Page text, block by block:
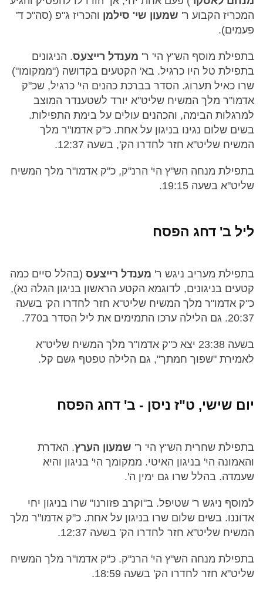
המכריז הקבוע ר' שמעון שי' סילמן והכריז ג"פ (סה"כ ד'
פעמים).
בתפילת מוסף הש"ץ הי' ר' מענדל רייצעס. הניגונים
בתפילת טל היו כרגיל. בא' הקטעים בקדושה ("ממקומו")
שרו כאיל תערוג. הסדר בברכת כהנים הי' כרגיל, שכ"ק
אדמו"ר מלך המשיח שליט"א יורד לשטענדר המוצב
למרגלות הבימה, והכהנים עולים על בימת התפילות.
בשים שלום נגינו בניגון על אחת. כ"ק אדמו"ר מלך
המשיח שליט"א חזר לחדרו הק', בשעה 12:37.
בתפילת מנחה הש"ץ הי' הרנ"ק, כ"ק אדמו"ר מלך המשיח
שליט"א בשעה 19:15.
ליל ב' דחג הפסח
בתפילת מעריב ניגש ר' מענדל רייצעס (בהלל סיים כמה
קטעים בניגונים, לדוגמא הקטע הראשון בניגון הגלה נא),
כ"ק אדמו"ר מלך המשיח שליט"א חזר לחדרו הק' בשעה
20:37. גם הלילה ערכו התמימים את ליל הסדר ב770.
בשעה 23:38 יצא כ"ק אדמו"ר מלך המשיח שליט"א
לאמירת "שפוך חמתך", גם הלילה טפטף גשם קל.
יום שישי, ט"ז ניסן - ב' דחג הפסח
בתפילת שחרית הש"ץ הי' ר' שמעון הערץ. האדרת
והאמונה הי' בניגון האיטי. ממקומך הי' בניגון והיא
שעמדה. בהלל שרו גם ימין ה'.
למוסף ניגש ר' שטיפל. ב"וקרב פזורנו" שרו בניגון יחי
אדוננו. בשים שלום שרו בניגון על אחת. כ"ק אדמו"ר מלך
המשיח שליט"א חזר לחדרו הק' בשעה 12:37.
בתפילת מנחה הש"ץ הי' הרנ"ק. כ"ק אדמו"ר מלך המשיח
שליט"א חזר לחדרו הק' בשעה 18:59.